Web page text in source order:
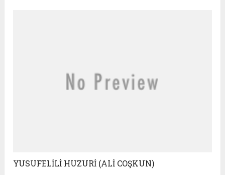
YUSUFELİLİ HUZURİ (ALİ COŞKUN)